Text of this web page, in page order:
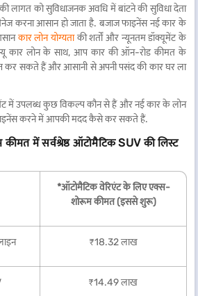
लागत को सुविधाजनक अवधि में बांटने की सुविधा देता
करना आसान हो जाता है. बजाज फाइनेंस नई कार के
कार लोन योग्यताकी शर्तों और न्यूनतम डॉक्यूमेंट के
कार लोन के साथ, आप कार की ऑन-रोड कीमत के
कर सकते हैं और आसानी से अपनी पसंद की कार घर ला
में उपलब्ध कुछ विकल्प कौन से हैं और नई कार के लोन
करने में आपकी मदद कैसे कर सकते हैं.
में सर्वश्रेष्ठ ऑटोमैटिक SUV की लिस्ट
*ऑटोमैटिक वेरिएंट के लिए एक्स-
शोरूम कीमत (इससे शुरू)
₹18.32 लाख
₹14.49 लाख